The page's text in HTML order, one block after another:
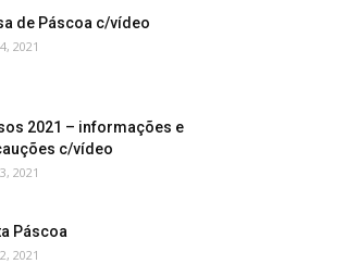
de Páscoa c/vídeo
2021
2021 – informações e
c/vídeo
2021
Páscoa
2021